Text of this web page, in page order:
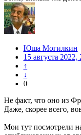
Юша Могилкин
15 августа 2022,
↑
↓
0
Не факт, что оно из
Даже, скорее всего,
Мои тут посмотрели